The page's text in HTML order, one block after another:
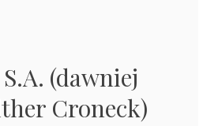
(dawniej
Croneck)